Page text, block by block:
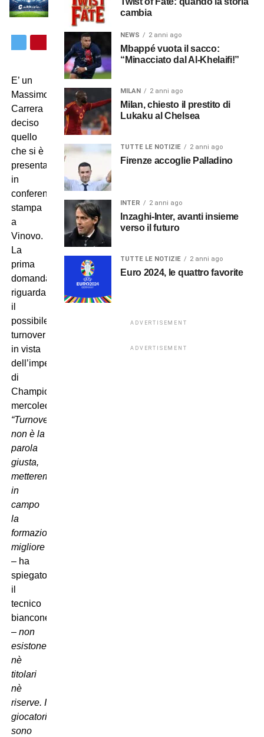
E’ un
Massimo
Carrera
deciso
quello
che si è
presentato
in
conferenza
stampa
a
Vinovo.
La
prima
domanda
riguarda
il
possibile
turnover
in vista
dell’impegno
di
Champions
mercoledì:
“Turnover
non è la
parola
giusta,
metteremo
in
campo
la
formazione
migliore
– ha
spiegato
il
tecnico
bianconero
– non
esistone
nè
titolari
nè
riserve. I
giocatori
sono
cambia
NEWS 2 anni ago
Mbappé vuota il sacco:
“Minacciato dal Al-Khelaifi!”
MILAN 2 anni ago
Milan, chiesto il prestito di
Lukaku al Chelsea
TUTTE LE NOTIZIE 2 anni ago
Firenze accoglie Palladino
INTER 2 anni ago
Inzaghi-Inter, avanti insieme
verso il futuro
TUTTE LE NOTIZIE 2 anni ago
Euro 2024, le quattro favorite
ADVERTISEMENT
ADVERTISEMENT